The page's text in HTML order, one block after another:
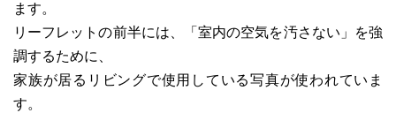
ます。
リーフレットの前半には、「室内の空気を汚さない」を強
調するために、
家族が居るリビングで使用している写真が使われていま
す。